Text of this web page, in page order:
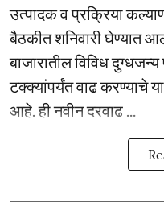
उत्पादक व प्रक्रिया
बैठकीत शनिवारी घेण्यात
बाजारातील विविध दुग्धजन्य
टक्क्यांपर्यंत वाढ करण्याचे
आहे. ही नवीन दरवाढ ...